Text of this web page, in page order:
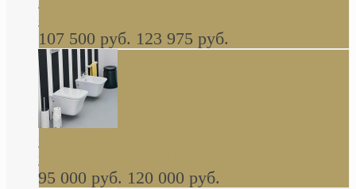
серая, черная, бежевая В НАЛИЧИИ
107 500 руб. 123 975 руб.
навесное КОМПЛЕКТ
95 000 руб. 120 000 руб.